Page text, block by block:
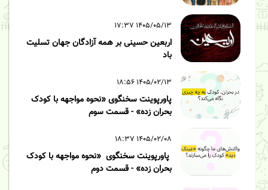
۱۴۰۵/۰۵/۱۳ ۱۷:۳۷
اربعین حسینی بر همه آزادگان جهان تسلیت
باد
۱۴۰۵/۰۲/۱۳ ۱۸:۵۶
پاورپوینت سخنگوی «نحوه مواجهه با کودک
بحران زده» - قسمت سوم
۱۴۰۵/۰۲/۰۸ ۱۸:۳۷
پاورپوینت سخنگوی «نحوه مواجهه با کودک
بحران زده» - قسمت دوم